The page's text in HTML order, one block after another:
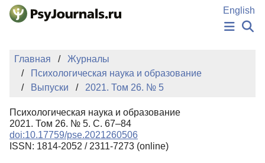
Перейти к основному содержанию
English
НОВОСТИ
ИЗДАНИЯ
АВТОРЫ
БАЗА ЗНАНИЙ
КЛЮЧЕВЫЕ СЛОВА
Регистрация
Главная
Журналы
Психологическая наука и образование
Выпуски
2021. Том 26. № 5
Психологическая наука и образование
2021. Том 26. № 5. С. 67–84
doi:10.17759/pse.2021260506
ISSN: 1814-2052 / 2311-7273 (online)